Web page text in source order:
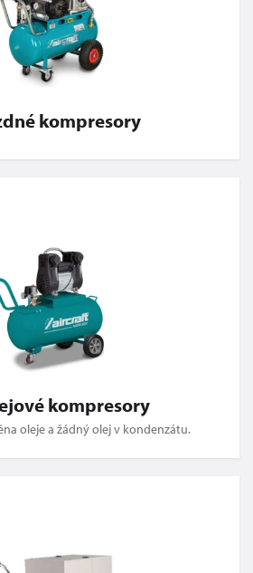
kompresory
kompresory
oleje a žádný olej v kondenzátu.